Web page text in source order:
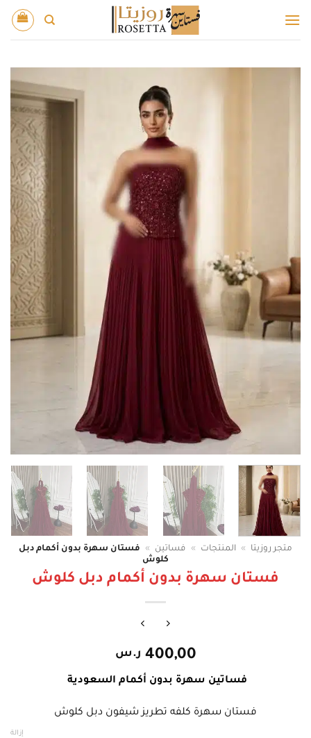
للمحتوى
متجر روزيتا » المنتجات » فساتين »
فستان سهرة بدون أكمام دبل
كلوش
فستان سهرة بدون أكمام دبل كلوش
400,00 ر.س
فساتين سهرة بدون أكمام السعودية
فستان سهرة كلفه تطريز شيفون دبل كلوش
إزالة